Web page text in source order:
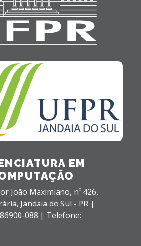
EM
João Maximiano, nº 426,
Jandaia do Sul - PR |
86900-088 | Telefone: